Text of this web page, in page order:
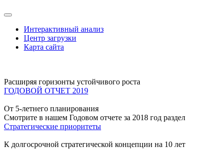
Интерактивный анализ
Центр загрузки
Карта сайта
Расширяя горизонты устойчивого роста
ГОДОВОЙ ОТЧЕТ 2019
От 5-летнего планирования
Смотрите в нашем Годовом отчете за 2018 год раздел
Стратегические приоритеты
К долгосрочной стратегической концепции на 10 лет